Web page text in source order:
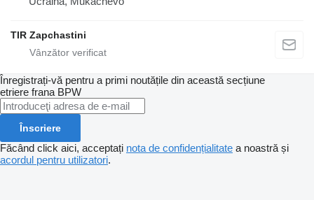
TIR Zapchastini
Înregistrați-vă pentru a primi noutățile din această secțiune
etriere frana BPW
Înscriere
Făcând click aici, acceptați nota de confidențialitate a noastră și
acordul pentru utilizatori.